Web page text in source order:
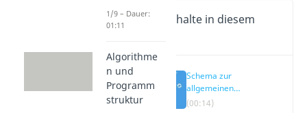
Wichtige Inhalte in diesem
Schema zur
allgemeinen
Speicherreservierung
(00:14)
1/9 – Dauer:
01:11
Algorithme
n und
Programm
struktur